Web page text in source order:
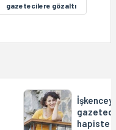
gazetecilere gözaltı
hapiste